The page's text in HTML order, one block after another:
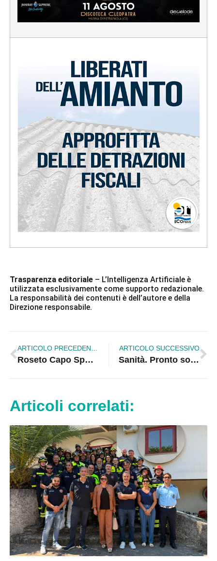
Trasparenza editoriale – L’Intelligenza Artificiale è
utilizzata esclusivamente come supporto redazionale.
La responsabilità dei contenuti è dell’autore e della
Direzione responsabile.
ARTICOLO PRECEDENTE
Roseto Capo Spulico. #Io sono ambiente sul lungomare
ARTICOLO SUCCESSIVO
Sanità. Pronto soccorso garantito da infermieri, il Sindaco Stasi scenda in campo
Articoli correlati: